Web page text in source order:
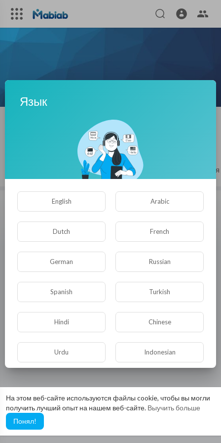
На этом веб-сайте используются файлы cookie, чтобы вы могли
получить лучший опыт на нашем веб-сайте. Выучить больше
Понял!
Jaro jarofixkaufen
ПОДПИСЫВАЙСЯ
Плейлисты
Пол: женский
Язык
English Arabic
Dutch French
German Russian
Spanish Turkish
Hindi Chinese
Urdu Indonesian
Bengali Japanese